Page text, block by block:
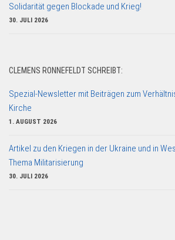
Solidarität gegen Blockade und Krieg!
30. JULI 2026
CLEMENS RONNEFELDT SCHREIBT:
Spezial-Newsletter mit Beiträgen zum
Kirche
1. AUGUST 2026
Artikel zu den Kriegen in der Ukraine und in
Thema Militarisierung
30. JULI 2026